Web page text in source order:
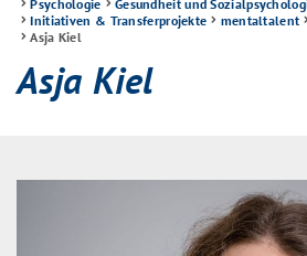
Psychologie
Gesundheit und
Initiativen & Transferprojekte
mentaltalent
Asja Kiel
Asja Kiel